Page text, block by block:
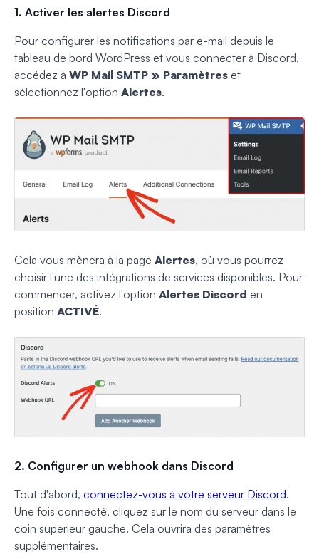
1. Activer les alertes Discord
Pour configurer les notifications par e-mail depuis le
tableau de bord WordPress et vous connecter à Discord,
accédez à WP Mail SMTP » Paramètres et
sélectionnez l'option Alertes.
Cela vous mènera à la page Alertes, où vous pourrez
choisir l'une des intégrations de services disponibles. Pour
commencer, activez l'option Alertes Discord en
position ACTIVÉ.
2. Configurer un webhook dans Discord
Tout d'abord, connectez-vous à votre serveur Discord.
Une fois connecté, cliquez sur le nom du serveur dans le
coin supérieur gauche. Cela ouvrira des paramètres
supplémentaires.